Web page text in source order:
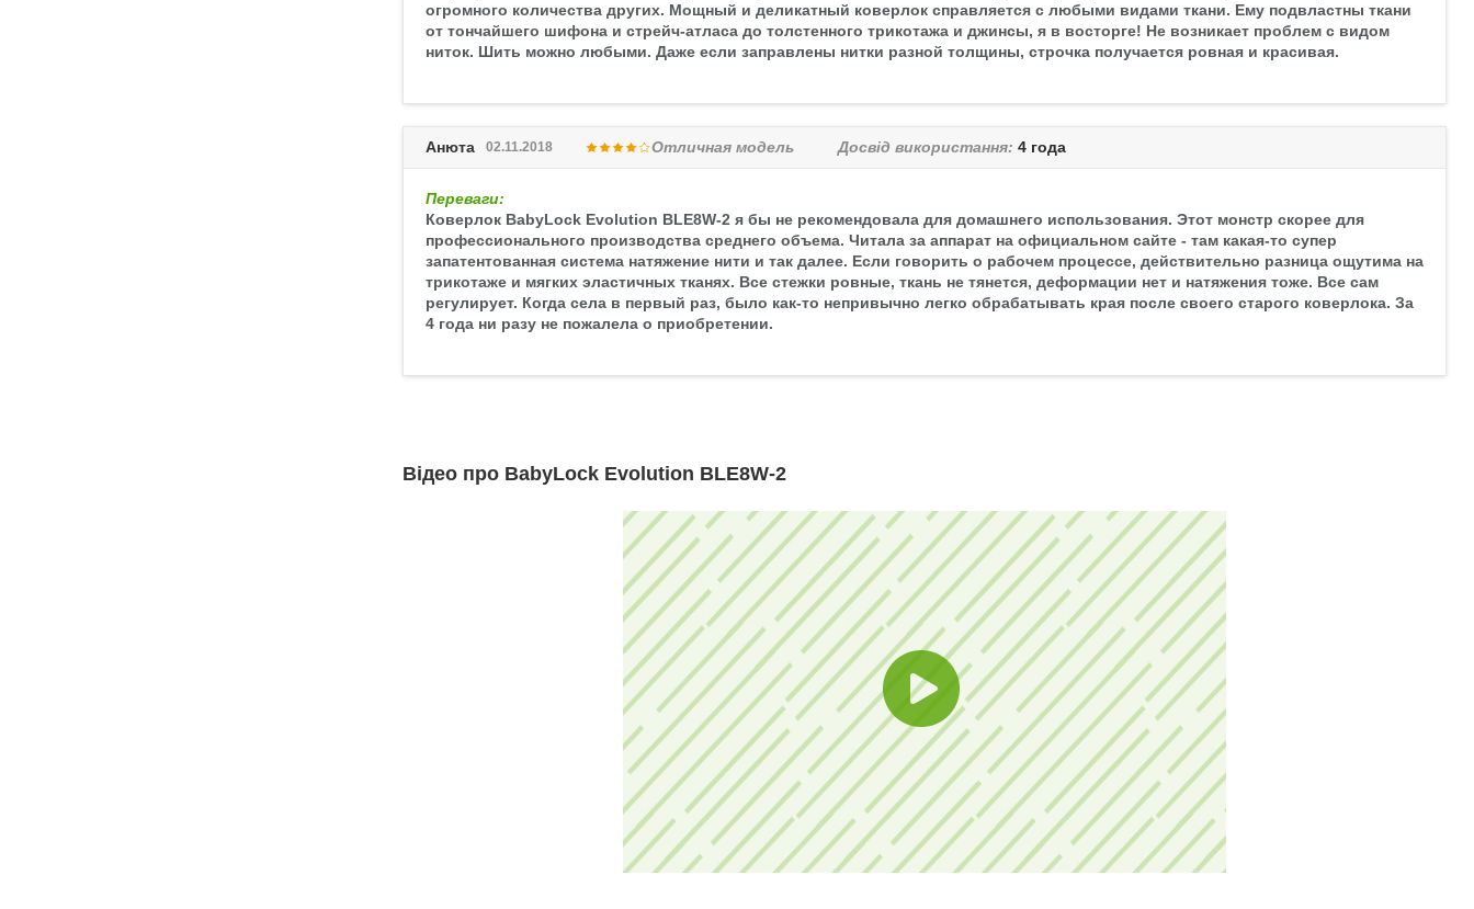
огромного количества других. Мощный и деликатный коверлок справляется с любыми видами ткани. Ему подвластны ткани
от тончайшего шифона и стрейч-атласа до толстенного трикотажа и джинсы, я в восторге! Не возникает проблем с видом
ниток. Шить можно любыми. Даже если заправлены нитки разной толщины, строчка получается ровная и красивая.
Анюта 02.11.2018 Отличная модель Досвід використання: 4 года
Переваги:
Коверлок BabyLock Evolution BLE8W-2 я бы не рекомендовала для домашнего использования. Этот монстр скорее для
профессионального производства среднего объема. Читала за аппарат на официальном сайте - там какая-то супер
запатентованная система натяжение нити и так далее. Если говорить о рабочем процессе, действительно разница ощутима на
трикотаже и мягких эластичных тканях. Все стежки ровные, ткань не тянется, деформации нет и натяжения тоже. Все сам
регулирует. Когда села в первый раз, было как-то непривычно легко обрабатывать края после своего старого коверлока. За
4 года ни разу не пожалела о приобретении.
Відео про BabyLock Evolution BLE8W-2